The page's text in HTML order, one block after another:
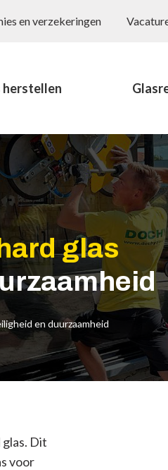
en verzekeringen
herstellen
glas
en duurzaamheid
Dit
voor